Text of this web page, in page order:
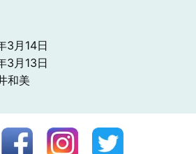
3月14日
3月13日
和美